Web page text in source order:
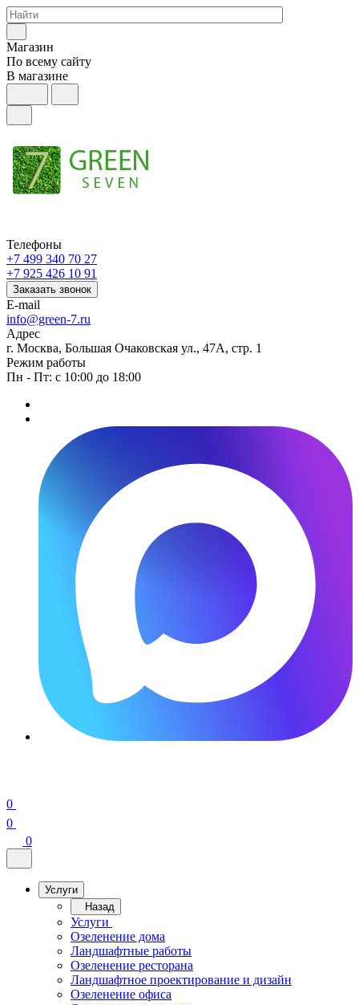
Магазин
По всему сайту
В магазине
Телефоны
+7 499 340 70 27
+7 925 426 10 91
Заказать звонок
E-mail
info@green-7.ru
Адрес
г. Москва, Большая Очаковская ул., 47А, стр. 1
Режим работы
Пн - Пт: с 10:00 до 18:00
0
0
0
Услуги
Назад
Услуги
Озеленение дома
Ландшафтные работы
Озеленение ресторана
Ландшафтное проектирование и дизайн
Озеленение офиса